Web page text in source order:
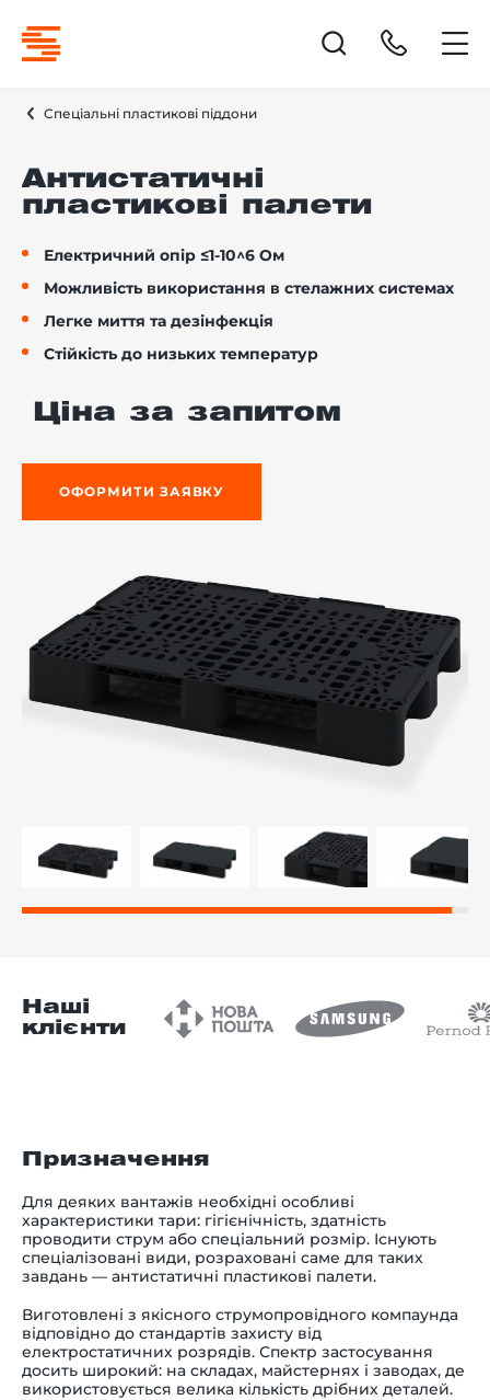
Спеціальні пластикові піддони
Антистатичні
пластикові палети
Електричний опір ≤1-10^6 Ом
Можливість використання в стелажних системах
Легке миття та дезінфекція
Стійкість до низьких температур
Ціна за запитом
ОФОРМИТИ ЗАЯВКУ
Наші
клієнти
Призначення
Для деяких вантажів необхідні особливі
характеристики тари: гігієнічність, здатність
проводити струм або спеціальний розмір. Існують
спеціалізовані види, розраховані саме для таких
завдань — антистатичні пластикові палети.
Виготовлені з якісного струмопровідного компаунда
відповідно до стандартів захисту від
електростатичних розрядів. Спектр застосування
досить широкий: на складах, майстернях і заводах, де
використовується велика кількість дрібних деталей.